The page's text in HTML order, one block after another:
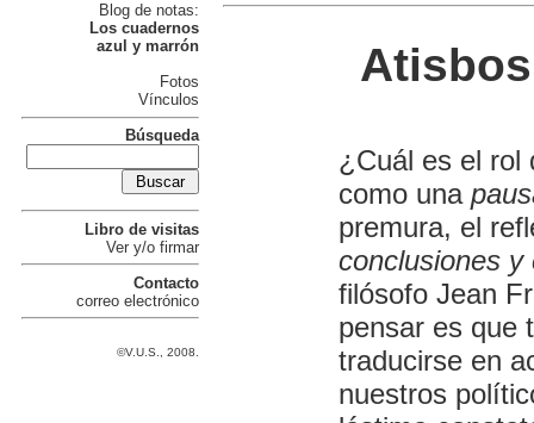
Blog de notas:
Los cuadernos
azul y marrón
Fotos
Vínculos
Búsqueda
Libro de visitas
Ver y/o firmar
Contacto
correo electrónico
©V.U.S., 2008.
¿Cuál es el rol
como una
premura, el
conclusiones
filósofo Jean
pensar es que
traducirse en
nuestros